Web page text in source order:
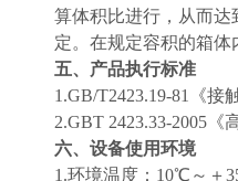
算体积比进行，从而达
定。在规定容积的箱
五、产品执行标准
1.GB/T2423.19-81《
2.GBT 2423.33-2005
六、设备使用环境
1.环境温度：10℃～＋